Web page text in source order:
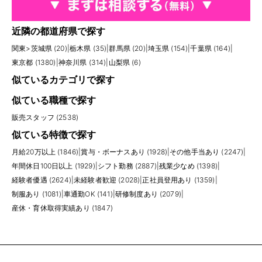
近隣の都道府県で探す
関東>茨城県 (20) 栃木県 (35) |群馬県 (20) 埼玉県 (154) |千葉県 (164)
東京都 (1380) 神奈川県 (314) 山梨県 (6)
似ているカテゴリで探す
似ている職種で探す
販売スタッフ (2538)
似ている特徴で探す
月給20万以上 (1846) |賞与・ボーナスあり (1928) その他手当あり (2247)
年間休日100日以上 (1929) シフト勤務 (2887) 残業少なめ (1398)
経験者優遇 (2624) |未経験者歓迎 (2028) |正社員登用あり (1359)
制服あり (1081) 車通勤OK (141) 研修制度あり (2079)
産休・育休取得実績あり (1847)